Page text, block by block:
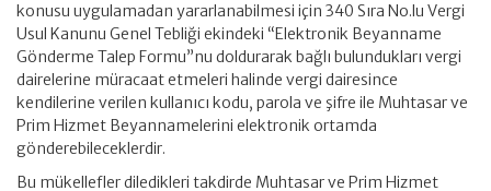
konusu uygulamadan yararlanabilmesi için 340 Sıra No.lu Vergi
Usul Kanunu Genel Tebliği ekindeki “Elektronik Beyanname
Gönderme Talep Formu”nu doldurarak bağlı bulundukları vergi
dairelerine müracaat etmeleri halinde vergi dairesince
kendilerine verilen kullanıcı kodu, parola ve şifre ile Muhtasar ve
Prim Hizmet Beyannamelerini elektronik ortamda
gönderebileceklerdir.
Bu mükellefler diledikleri takdirde Muhtasar ve Prim Hizmet